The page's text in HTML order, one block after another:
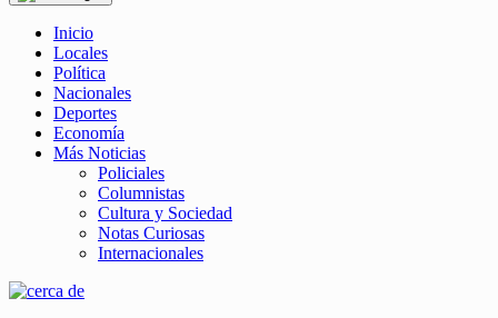
Inicio
Locales
Política
Nacionales
Deportes
Economía
Más Noticias
Policiales
Columnistas
Cultura y Sociedad
Notas Curiosas
Internacionales